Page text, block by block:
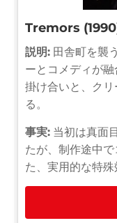
Tremors
説明: 田舎町を襲
ーとコメディが
掛け合いと、ク
る。
事実: 当初は真面
たが、制作途中
た、実用的な特殊